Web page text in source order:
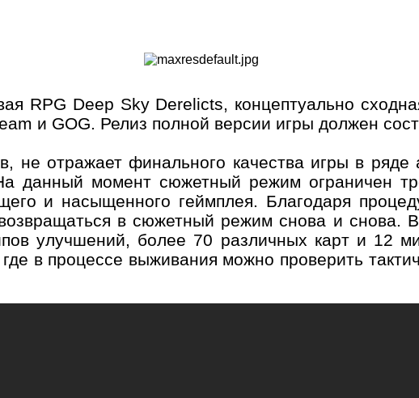
RPG Deep Sky Derelicts, концептуально
и GOG. Релиз полной версии игры должен
не отражает финального качества игры в ряде
данный момент сюжетный режим ограничен
и насыщенного геймплея. Благодаря
в сюжетный режим снова и снова.
улучшений, более 70 различных карт и 12
в процессе выживания можно проверить